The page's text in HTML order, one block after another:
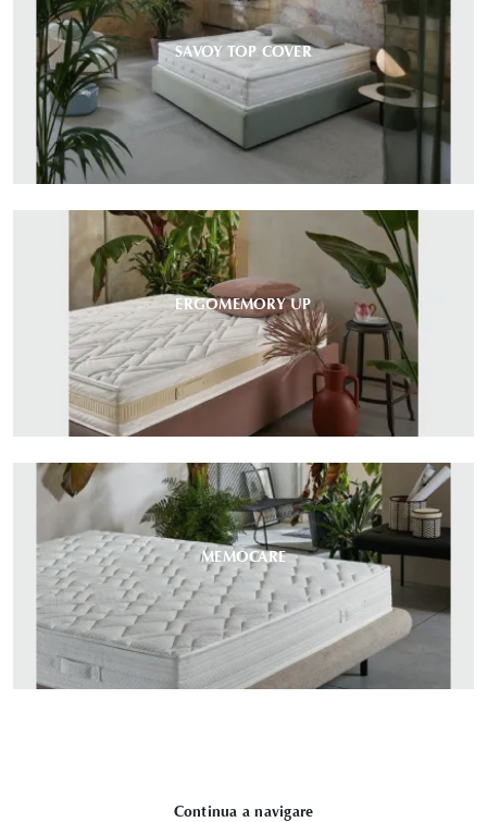
SAVOY TOP COVER
ERGOMEMORY UP
MEMOCARE
Continua a navigare